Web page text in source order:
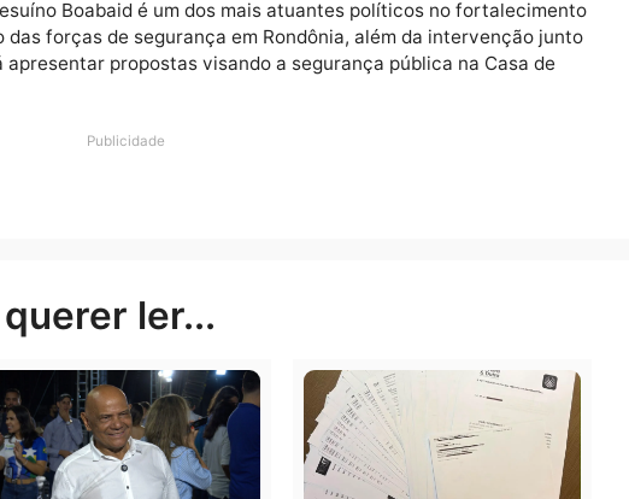
Jesuíno Boabaid.
disposto a fazer repasses de emendas ao Governo do Estado
na capital. “Estamos analisando um repasse de até
pública”, garantiu Jesuíno Boabaid.
Jesuíno Boabaid é um dos mais atuantes políticos no
Publicidade